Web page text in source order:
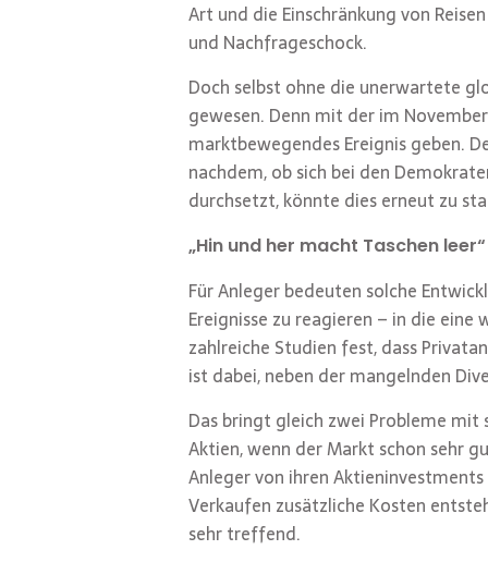
Art und die Einschränkung von
und Nachfrageschock.
Doch selbst ohne die unerwartete
gewesen. Denn mit der im
marktbewegendes Ereignis geben.
nachdem, ob sich bei den
durchsetzt, könnte dies erneut zu
„Hin und her macht Taschen leer“
Für Anleger bedeuten solche
Ereignisse zu reagieren – in die
zahlreiche Studien fest, dass
ist dabei, neben der mangelnden
Das bringt gleich zwei Probleme mit
Aktien, wenn der Markt schon sehr
Anleger von ihren
Verkaufen zusätzliche Kosten
sehr treffend.